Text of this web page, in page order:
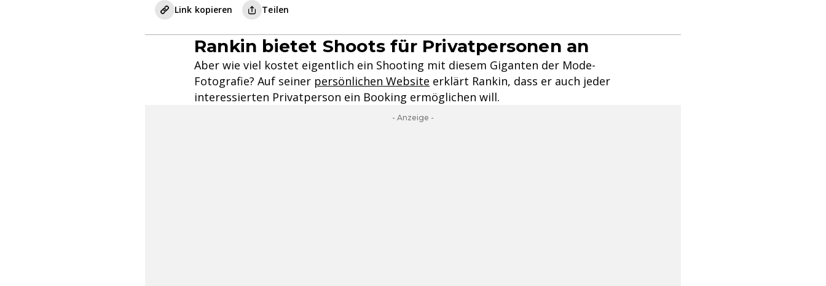
Link kopieren
Teilen
Rankin bietet Shoots für Privatpersonen an
Aber wie viel kostet eigentlich ein Shooting mit diesem Giganten der Mode-
Fotografie? Auf seiner persönlichen Website erklärt Rankin, dass er auch jeder
interessierten Privatperson ein Booking ermöglichen will.
- Anzeige -